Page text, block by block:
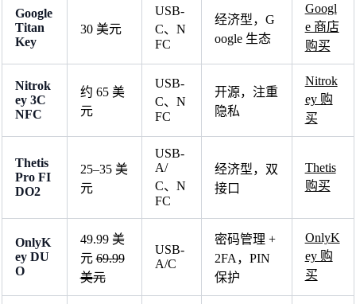
Google
Titan
Key
30 美元
USB-
C、N
FC
经济型，G
oogle 生态
Googl
e 商店
购买
Nitrok
ey 3C
NFC
约 65 美
元
USB-
C、N
FC
开源，注重
隐私
Nitrok
ey 购
买
Thetis
Pro FI
DO2
25–35 美
元
USB-
A/
C、N
FC
经济型，双
接口
Thetis
购买
OnlyK
ey DU
O
49.99 美
元69.99
美元
USB-
A/C
密码管理 +
2FA，PIN
保护
OnlyK
ey 购
买